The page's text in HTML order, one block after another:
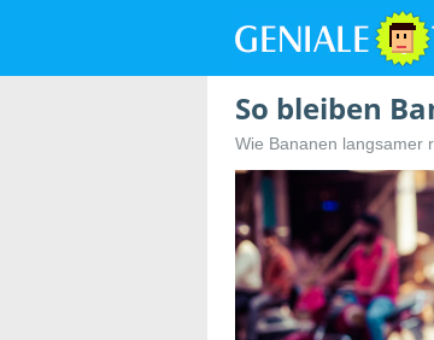
So bleiben
Wie Bananen langsamer